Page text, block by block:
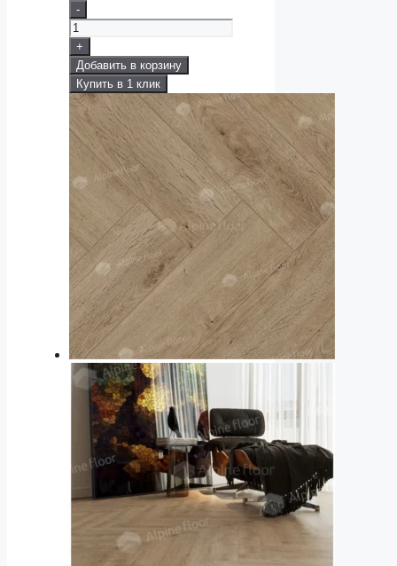
-
+
Добавить в корзину
Купить в 1 клик